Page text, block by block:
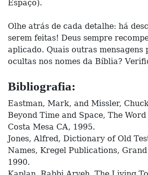
Espaço).
Olhe atrás de cada detalhe: há
serem feitas! Deus sempre
aplicado. Quais outras mensagens
ocultas nos nomes da Bíblia?
Bibliografia:
Eastman, Mark, and Missler,
Beyond Time and Space, The
Costa Mesa CA, 1995.
Jones, Alfred, Dictionary of Old
Names, Kregel Publications,
1990.